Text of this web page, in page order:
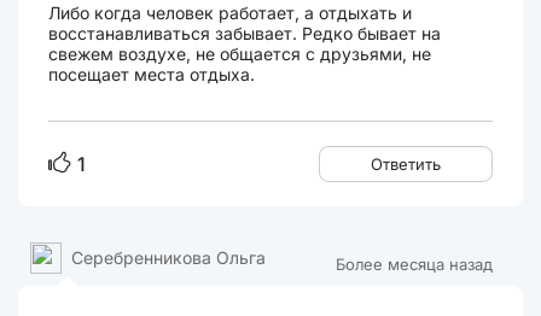
Либо когда человек работает, а отдыхать и
восстанавливаться забывает. Редко бывает на
свежем воздухе, не общается с друзьями, не
посещает места отдыха.
1 Ответить
Более месяца назад
Серебренникова Ольга